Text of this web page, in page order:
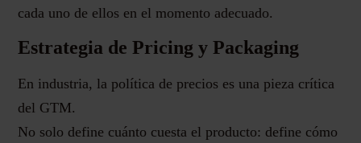
cada uno de ellos en el momento adecuado.
Estrategia de Pricing y Packaging
En industria, la política de precios es una pieza crítica
del GTM.
No solo define cuánto cuesta el producto: define cómo